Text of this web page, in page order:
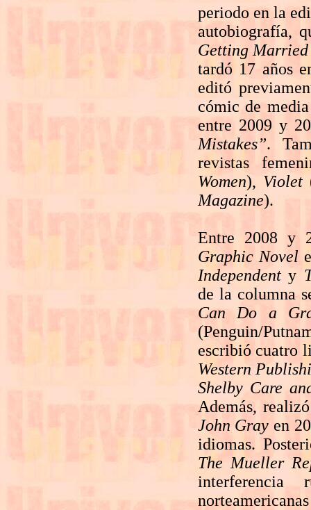
periodo en la
autobiografía,
Getting
tardó 17 años
editó
cómic de
entre 2009 y
Mistakes”.
revistas
Women), Violet
Magazine).
Entre 2008 y
Graphic Novel
Independenty
de la columna
Can Do a
(Penguin/
escribió cuatro
Western
Shelby Care
Además,
John Gray en
idiomas.
The Mueller
interferencia